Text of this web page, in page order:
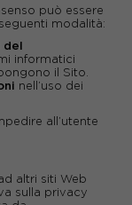
può essere
modalità:
del
informatici
il Sito.
nell’uso dei
all’utente
altri siti Web
sulla privacy